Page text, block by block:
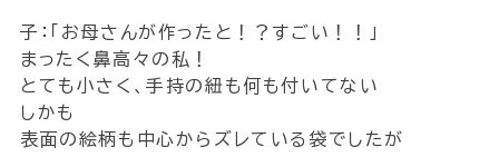
子：「お母さんが作ったと！？すごい！！」
まったく鼻高々の私！
とても小さく、手持の紐も何も付いてない
しかも
表面の絵柄も中心からズレている袋でしたが